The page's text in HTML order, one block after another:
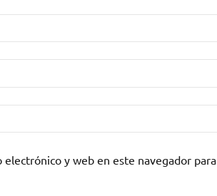
electrónico y web en este navegador